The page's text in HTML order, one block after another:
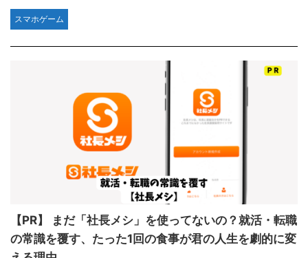
スマホゲーム
【PR】 まだ「社長メシ」を使ってないの？就活・転職
の常識を覆す、たった1回の食事が君の人生を劇的に変